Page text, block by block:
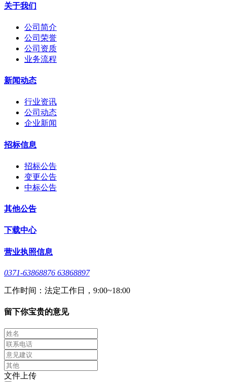
关于我们
公司简介
公司荣誉
公司资质
业务流程
新闻动态
行业资讯
公司动态
企业新闻
招标信息
招标公告
变更公告
中标公告
其他公告
下载中心
营业执照信息
0371-63868876 63868897
工作时间：法定工作日，9:00~18:00
留下你宝贵的意见
文件上传